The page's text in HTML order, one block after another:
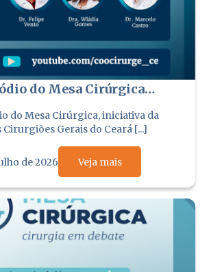
do Mesa Cirúrgica
e cirurgia bariátrica;
da Coocirurge no
do Mesa Cirúrgica, iniciativa da
Gerais do Ceará [...]
de 2026 Veja mais